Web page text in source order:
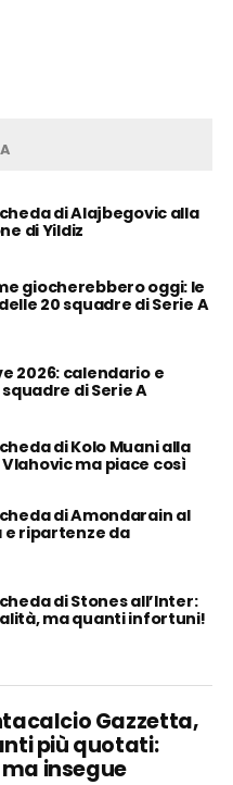
di Alajbegovic alla
di Yildiz
giocherebbero oggi: le
20 squadre di Serie A
2026: calendario e
di Serie A
di Kolo Muani alla
ma piace così
di Amondarain al
e ripartenze da
di Stones all’Inter:
ma quanti infortuni!
Gazzetta,
più quotati:
ma insegue